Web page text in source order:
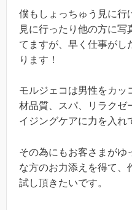
僕もしょっちゅう見に行
見に行ったり他の方に写
てますが、早く仕事がし
ります！
モルジェコは男性をカッ
材品質、スパ、リラクゼ
イジングケアに力を入れ
その為にもお客さまがゆ
な方のお力添えを得て、
試し頂きたいです。